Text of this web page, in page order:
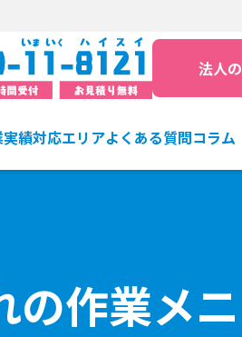
法人
績対応エリアよくある質問コラム
の作業メ